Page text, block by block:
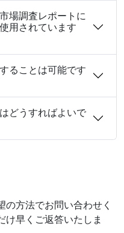
場調査レポートに
用されています
ることは可能です
どうすればよいで
方法でお問い合わせく
け早くご返答いたしま